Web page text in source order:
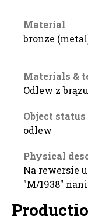
Material
bronze
Materials &
Odlew z
Object status
odlew
Physical
Na rewersie
"M/1938"